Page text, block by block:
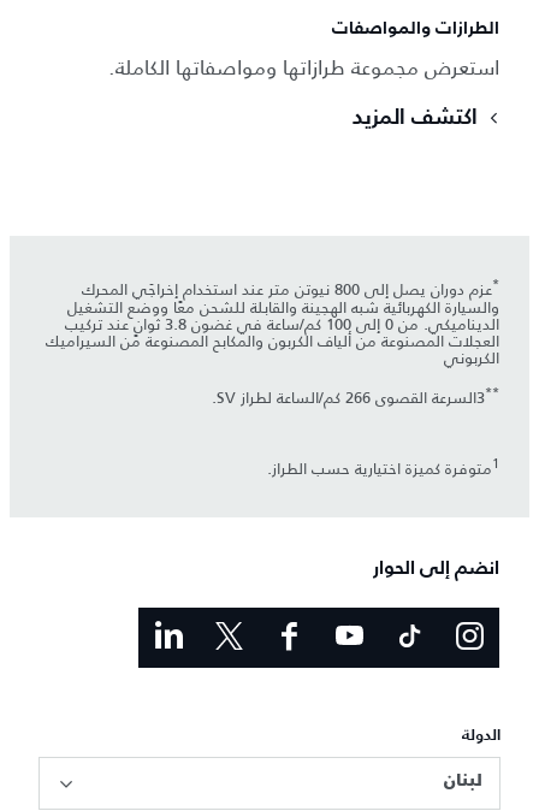
الطرازات والمواصفات
استعرض مجموعة طرازاتها ومواصفاتها الكاملة.
اكتشف المزيد
* عزم دوران يصل إلى 800 نيوتن متر عند استخدام إخراجَي المحرك
والسيارة الكهربائية شبه الهجينة والقابلة للشحن معًا ووضع التشغيل
الديناميكي. من 0 إلى 100 كم/ساعة في غضون 3.8 ثوانٍ عند تركيب
العجلات المصنوعة من ألياف الكربون والمكابح المصنوعة من السيراميك
الكربوني
**3السرعة القصوى 266 كم/الساعة لطراز SV.
1متوفرة كميزة اختيارية حسب الطراز.
انضم إلى الحوار
الدولة
لبنان